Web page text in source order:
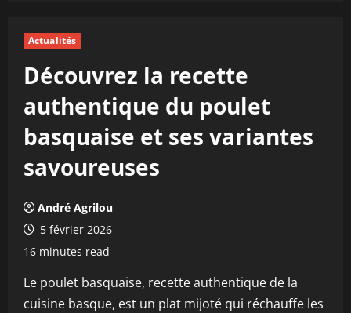
Actualités
Découvrez la recette
authentique du poulet
basquaise et ses variantes
savoureuses
André Agrilou
5 février 2026
16 minutes read
Le poulet basquaise, recette authentique de la
cuisine basque, est un plat mijoté qui réchauffe les